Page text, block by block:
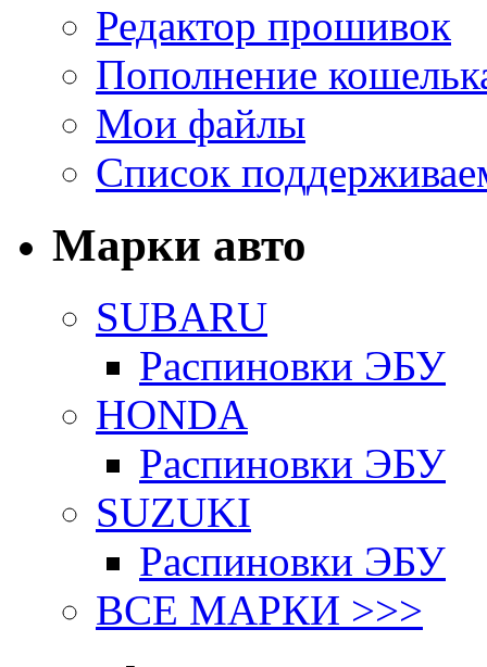
Редактор прошивок
Пополнение
Мои файлы
Список
Марки авто
SUBARU
Распиновки ЭБУ
HONDA
Распиновки ЭБУ
SUZUKI
Распиновки ЭБУ
ВСЕ МАРКИ >>>